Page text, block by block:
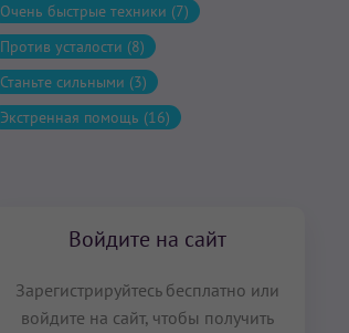
Очень быстрые техники (7)
Против усталости (8)
Станьте сильными (3)
Экстренная помощь (16)
Войдите на сайт
Зарегистрируйтесь бесплатно или
войдите на сайт, чтобы получить